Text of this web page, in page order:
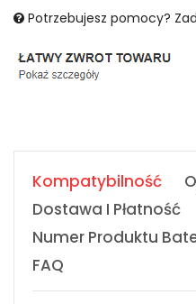
Potrzebujesz pomocy?
Kompatybilność
Dostawa I Płatność
Numer Produktu
FAQ